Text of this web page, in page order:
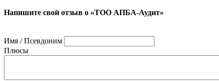
Напишите свой отзыв о «ТОО АПБА-Аудит»
Имя / Псевдоним
Плюсы